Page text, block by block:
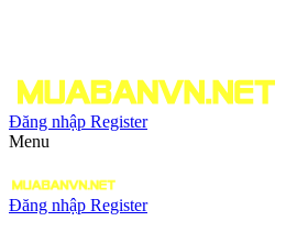
Đăng nhập Register
Menu
Đăng nhập Register